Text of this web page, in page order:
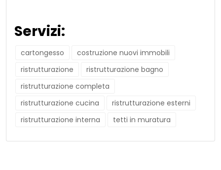
Servizi:
cartongesso
costruzione nuovi immobili
ristrutturazione
ristrutturazione bagno
ristrutturazione completa
ristrutturazione cucina
ristrutturazione esterni
ristrutturazione interna
tetti in muratura